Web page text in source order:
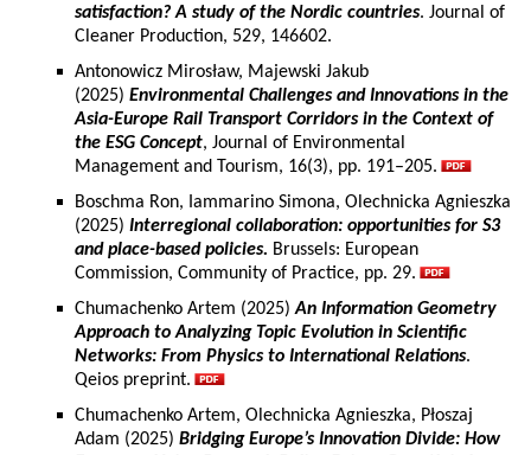
satisfaction? A study of the Nordic countries. Journal of
Cleaner Production, 529, 146602.
Antonowicz Mirosław, Majewski Jakub
(2025) Environmental Challenges and Innovations in the
Asia-Europe Rail Transport Corridors in the Context of
the ESG Concept, Journal of Environmental
Management and Tourism, 16(3), pp. 191–205.
Boschma Ron, Iammarino Simona, Olechnicka Agnieszka
(2025) Interregional collaboration: opportunities for S3
and place-based policies. Brussels: European
Commission, Community of Practice, pp. 29.
Chumachenko Artem (2025)An Information Geometry
Approach to Analyzing Topic Evolution in Scientific
Networks: From Physics to International Relations.
Qeios preprint.
Chumachenko Artem, Olechnicka Agnieszka, Płoszaj
Adam (2025) Bridging Europe’s Innovation Divide: How